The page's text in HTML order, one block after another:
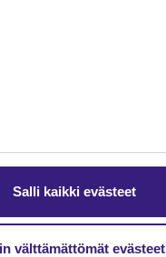
Salli kaikki evästeet
välttämättömät evästeet
TILAA TÄSTÄ